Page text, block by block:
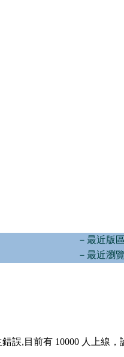
－最近版
－最近瀏
誤,目前有 10000 人上線